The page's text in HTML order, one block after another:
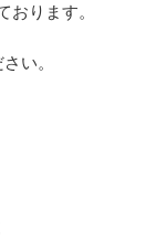
ります。
い。